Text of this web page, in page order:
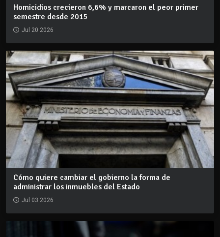
Homicidios crecieron 6,6% y marcaron el peor primer
semestre desde 2015
Jul 20 2026
Cómo quiere cambiar el gobierno la forma de
administrar los inmuebles del Estado
Jul 03 2026